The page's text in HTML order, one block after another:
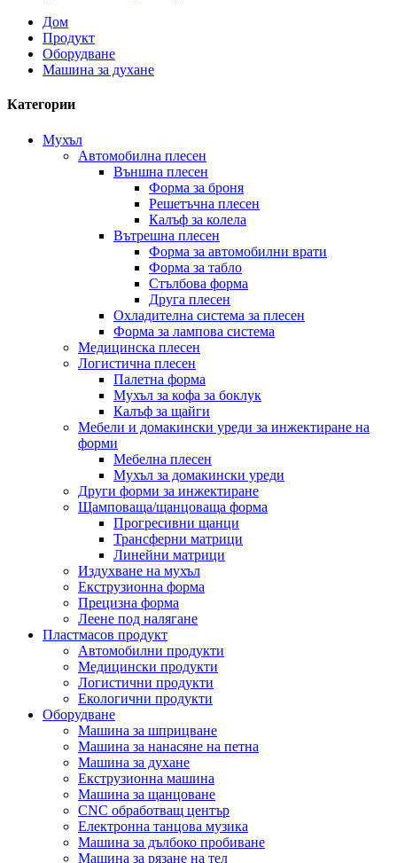
Дом
Продукт
Оборудване
Машина за духане
Категории
Мухъл
Автомобилна плесен
Външна плесен
Форма за броня
Решетъчна плесен
Калъф за колела
Вътрешна плесен
Форма за автомобилни врати
Форма за табло
Стълбова форма
Друга плесен
Охладителна система за плесен
Форма за лампова система
Медицинска плесен
Логистична плесен
Палетна форма
Мухъл за кофа за боклук
Калъф за щайги
Мебели и домакински уреди за инжектиране на
форми
Мебелна плесен
Мухъл за домакински уреди
Други форми за инжектиране
Щамповаща/щанцоваща форма
Прогресивни щанци
Трансферни матрици
Линейни матрици
Издухване на мухъл
Екструзионна форма
Прецизна форма
Леене под налягане
Пластмасов продукт
Автомобилни продукти
Медицински продукти
Логистични продукти
Екологични продукти
Оборудване
Машина за шприцване
Машина за нанасяне на петна
Машина за духане
Екструзионна машина
Машина за щанцоване
CNC обработващ център
Електронна танцова музика
Машина за дълбоко пробиване
Машина за рязане на тел